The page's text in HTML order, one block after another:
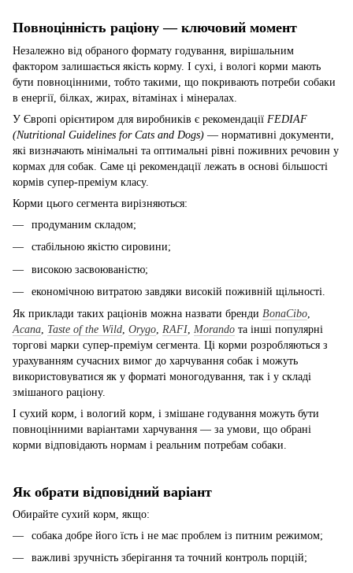
Повноцінність раціону — ключовий момент
Незалежно від обраного формату годування, вирішальним
фактором залишається якість корму. І сухі, і вологі корми мають
бути повноцінними, тобто такими, що покривають потреби собаки
в енергії, білках, жирах, вітамінах і мінералах.
У Європі орієнтиром для виробників є рекомендації FEDIAF
(Nutritional Guidelines for Cats and Dogs) — нормативні документи,
які визначають мінімальні та оптимальні рівні поживних речовин у
кормах для собак. Саме ці рекомендації лежать в основі більшості
кормів супер-преміум класу.
Корми цього сегмента вирізняються:
продуманим складом;
стабільною якістю сировини;
високою засвоюваністю;
економічною витратою завдяки високій поживній щільності.
Як приклади таких раціонів можна назвати бренди BonaCibo,
Acana, Taste of the Wild, Orygo, RAFI, Morando та інші популярні
торгові марки супер-преміум сегмента. Ці корми розробляються з
урахуванням сучасних вимог до харчування собак і можуть
використовуватися як у форматі моногодування, так і у складі
змішаного раціону.
І сухий корм, і вологий корм, і змішане годування можуть бути
повноцінними варіантами харчування — за умови, що обрані
корми відповідають нормам і реальним потребам собаки.
Як обрати відповідний варіант
Обирайте сухий корм, якщо:
собака добре його їсть і не має проблем із питним режимом;
важливі зручність зберігання та точний контроль порцій;